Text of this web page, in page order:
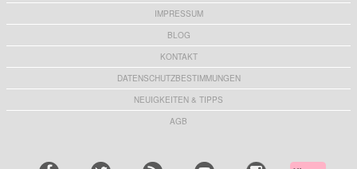
IMPRESSUM
BLOG
KONTAKT
DATENSCHUTZBESTIMMUNGEN
NEUIGKEITEN & TIPPS
AGB